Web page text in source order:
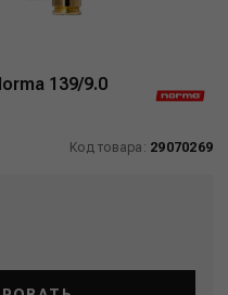
139/9.0
Код товара: 29070269